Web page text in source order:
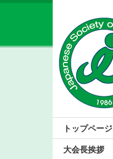
トップページ
大会長挨拶